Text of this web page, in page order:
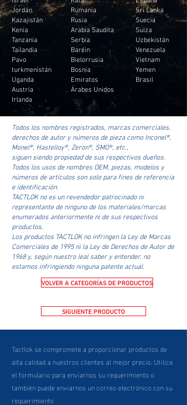
Jordán
Kazajistán
Kenia
Tanzania
Tailandia
Pavo
turkmenistán
Uganda
Austria
Irlanda
Rumania
Rusia
Arabia Saudita
Serbia
Baréin
Bielorrusia
Bosnia
Emiratos
Árabes Unidos
Sri Lanka
Suecia
Suiza
Uzbekistán
Venezuela
Vietnam
Yemen
Brasil
Todos los nombres registrados, marcas comerciales,
derechos de autor y números de pieza como Inconel®,
Monel®, Hastelloy®, Zeron®, SMO®, etc.,
siguen siendo propiedad de sus respectivos dueños.
Todos los usos de nombres OEM, piezas, modelos y
números de artículos son solo para fines de referencia
e identificación.
TACTLOK no es un revendedor patrocinado ni
representante de ninguno de los materiales/marcas
enumerados anteriormente ni de sus respectivos
productos.
Los productos TACTLOK no infringen la Ley de Marcas
Comerciales de 1995 ni la Ley de Derechos de Autor de
1968 y, según nuestro leal saber y entender, no
estamos infringiendo ninguna patente actual.
VOLVER A CATEGORÍAS DE PRODUCTOS
SIGUIENTE PRODUCTO
Tactlok se compromete a proporcionar productos de
alta calidad a nuestros clientes al mejor precio. Utilice
el formulario para enviarnos su requerimiento o
también puede enviarnos un correo electrónico con su
requerimiento